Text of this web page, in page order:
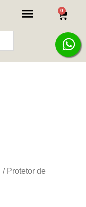
0
/ Protetor de